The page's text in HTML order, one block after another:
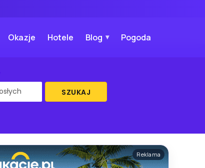
Okazje Hotele Blog Pogoda
SZUKAJ
Reklama